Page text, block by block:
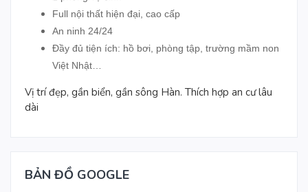
Full nội thất hiện đại, cao cấp
An ninh 24/24
Đầy đủ tiện ích: hồ bơi, phòng tập, trường mầm non
Việt Nhật…
Vị trí đẹp, gần biển, gần sông Hàn. Thích hợp an cư lâu
dài
BẢN ĐỒ GOOGLE